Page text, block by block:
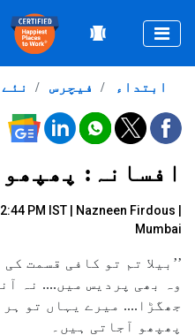
فیچرس ابتداء
افسانہ:
PM IST |
Nazneen Firdous |
Mumbai
’’بیلا تم تو کافی قسمت
وہ بھی پردیس میں.... نہ
جھگڑا.... میرے یہاں تو
پھپھو آجاتی ہیں۔